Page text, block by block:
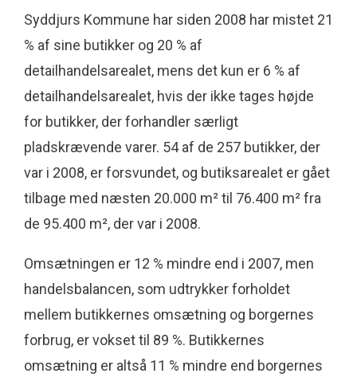
Syddjurs Kommune har siden 2008 har mistet 21
% af sine butikker og 20 % af
detailhandelsarealet, mens det kun er 6 % af
detailhandelsarealet, hvis der ikke tages højde
for butikker, der forhandler særligt
pladskrævende varer. 54 af de 257 butikker, der
var i 2008, er forsvundet, og butiksarealet er gået
tilbage med næsten 20.000 m² til 76.400 m² fra
de 95.400 m², der var i 2008.
Omsætningen er 12 % mindre end i 2007, men
handelsbalancen, som udtrykker forholdet
mellem butikkernes omsætning og borgernes
forbrug, er vokset til 89 %. Butikkernes
omsætning er altså 11 % mindre end borgernes